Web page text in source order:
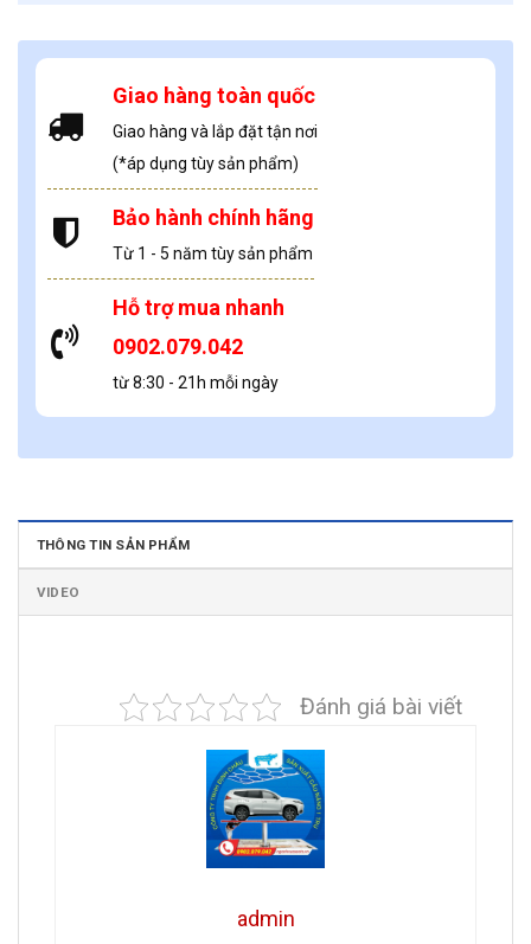
Giao hàng toàn quốc
Giao hàng và lắp đặt tận nơi
(*áp dụng tùy sản phẩm)
Bảo hành chính hãng
Từ 1 - 5 năm tùy sản phẩm
Hỗ trợ mua nhanh
0902.079.042
từ 8:30 - 21h mỗi ngày
THÔNG TIN SẢN PHẨM
VIDEO
Đánh giá bài viết
admin